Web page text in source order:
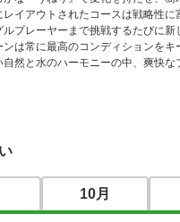
レイアウトされたコースは戦略性
ルプレーヤーまで挑戦するたびに新
ンは常に最高のコンディションをキ
自然と水のハーモニーの中、爽快な
10月